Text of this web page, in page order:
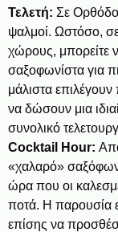
Τελετή: Σε
ψαλμοί. Ωστόσο,
χώρους, μπορείτε
σαξοφωνίστα για
μάλιστα
να δώσουν μια
συνολικό
Cocktail Hour:
«χαλαρό»
ώρα που οι
ποτά. Η παρουσία
επίσης να